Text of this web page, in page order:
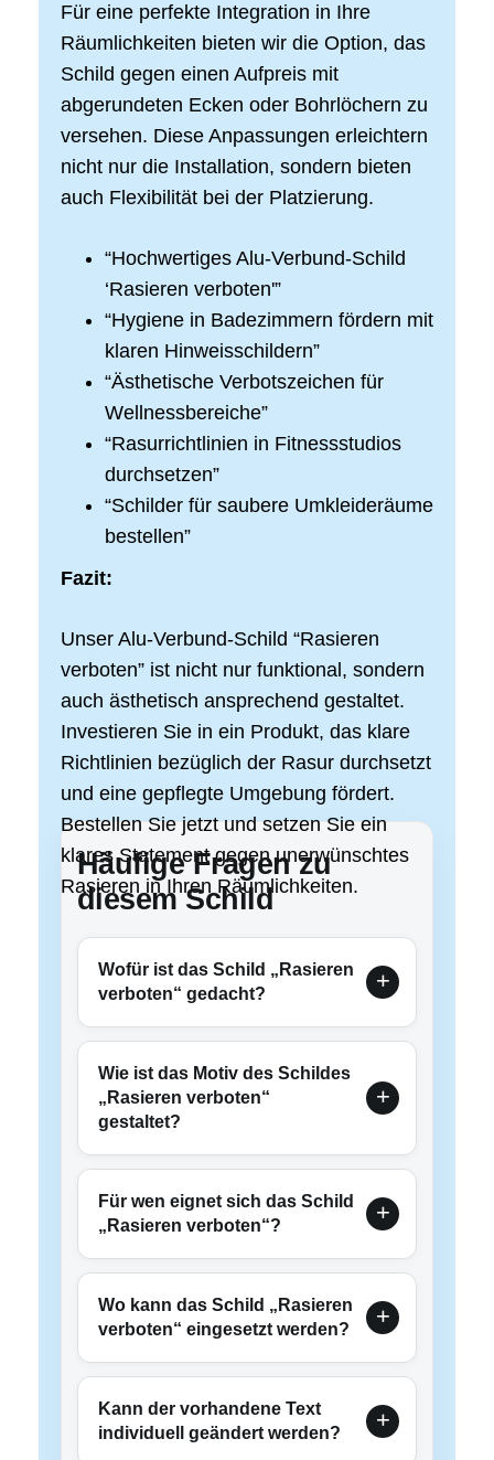
Für eine perfekte Integration in Ihre
Räumlichkeiten bieten wir die Option, das
Schild gegen einen Aufpreis mit
abgerundeten Ecken oder Bohrlöchern zu
versehen. Diese Anpassungen erleichtern
nicht nur die Installation, sondern bieten
auch Flexibilität bei der Platzierung.
“Hochwertiges Alu-Verbund-Schild
‘Rasieren verboten'”
“Hygiene in Badezimmern fördern mit
klaren Hinweisschildern”
“Ästhetische Verbotszeichen für
Wellnessbereiche”
“Rasurrichtlinien in Fitnessstudios
durchsetzen”
“Schilder für saubere Umkleideräume
bestellen”
Fazit:
Unser Alu-Verbund-Schild “Rasieren
verboten” ist nicht nur funktional, sondern
auch ästhetisch ansprechend gestaltet.
Investieren Sie in ein Produkt, das klare
Richtlinien bezüglich der Rasur durchsetzt
und eine gepflegte Umgebung fördert.
Bestellen Sie jetzt und setzen Sie ein
klares Statement gegen unerwünschtes
Rasieren in Ihren Räumlichkeiten.
Häufige Fragen zu
diesem Schild
Wofür ist das Schild „Rasieren
verboten“ gedacht?
Wie ist das Motiv des Schildes
„Rasieren verboten“
gestaltet?
Für wen eignet sich das Schild
„Rasieren verboten“?
Wo kann das Schild „Rasieren
verboten“ eingesetzt werden?
Kann der vorhandene Text
individuell geändert werden?